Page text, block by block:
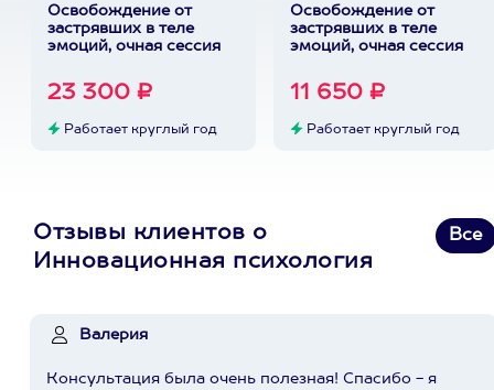
Освобождение от
застрявших в теле
эмоций, очная сессия
23 300 ₽
Работает круглый год
Освобождение от
застрявших в теле
эмоций, очная сессия
11 650 ₽
Работает круглый год
Отзывы клиентов о
Инновационная психология
Все
Валерия
Консультация была очень полезная! Спасибо - я